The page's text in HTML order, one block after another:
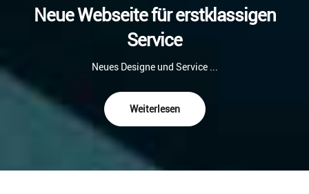
Neue Webseite für erstklassigen
Service
Neues Designe und Service ...
Weiterlesen